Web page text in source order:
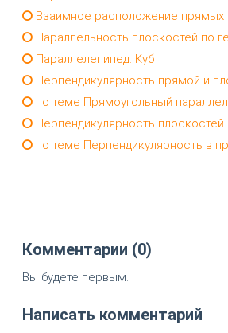
Взаимное расположение прямых
Параллельность плоскостей по
Параллелепипед. Куб
Перпендикулярность прямой и
по теме Прямоугольный
Перпендикулярность плоскостей
по теме Перпендикулярность в
Комментарии (0)
Вы будете первым.
Написать комментарий